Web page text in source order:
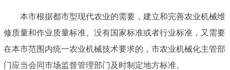
本市根据都市型现代农业的需要，建立和完善农业机械维
修质量和作业质量标准。没有国家标准或者行业标准，又需要
在本市范围内统一农业机械技术要求的，市农业机械化主管部
门应当会同市场监督管理部门及时制定地方标准。